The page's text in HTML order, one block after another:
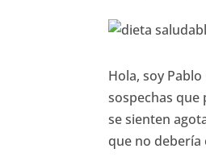
Hola, soy
sospechas que
se sienten
que no debería